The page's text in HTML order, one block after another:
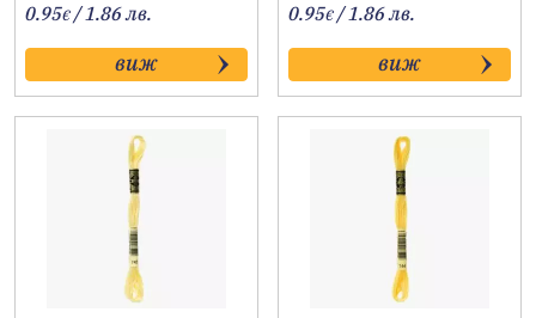
0.95€ / 1.86 лв.
виж
0.95€ / 1.86 лв.
виж